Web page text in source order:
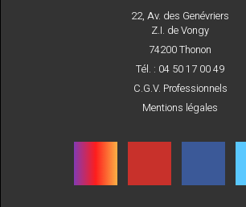
22, Av. des Genévriers
Z.I. de Vongy
74200 Thonon
Tél. : 04 50 17 00 49
C.G.V. Professionnels
Mentions légales